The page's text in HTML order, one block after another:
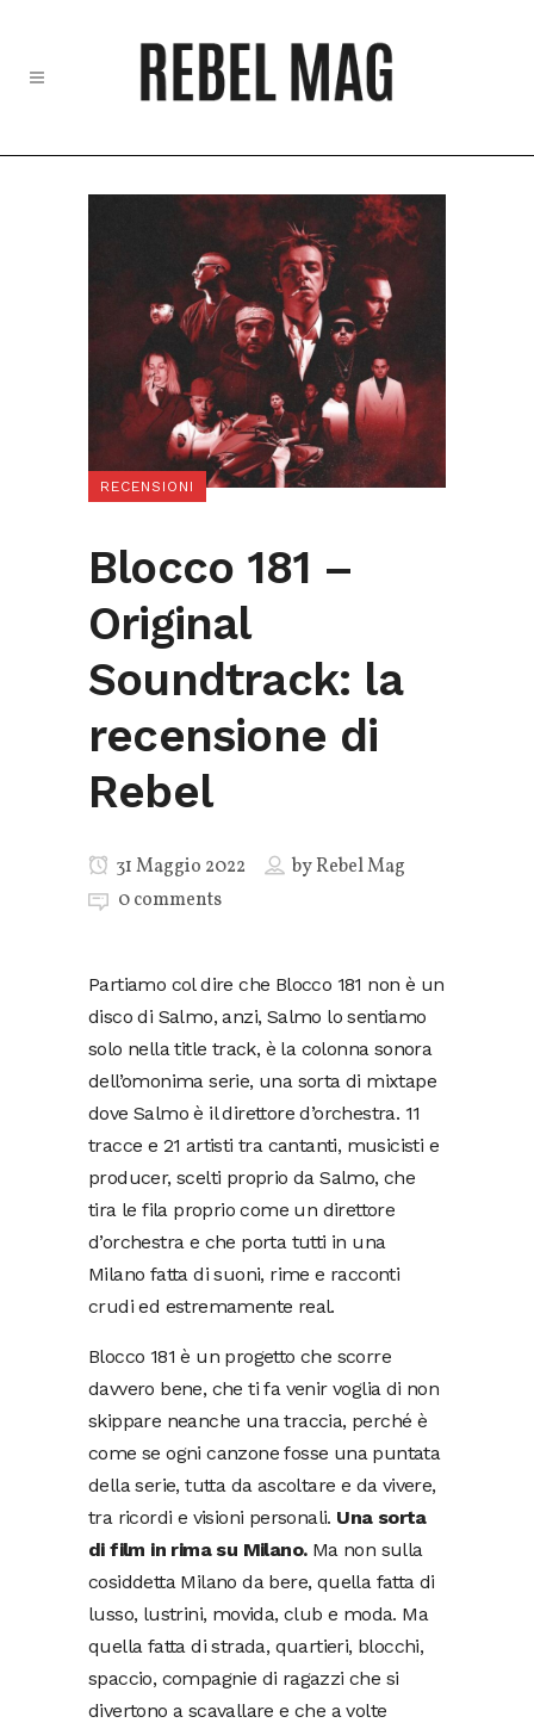
RECENSIONI
Blocco 181 –
Original
Soundtrack: la
recensione di
Rebel
31 Maggio 2022 byRebel Mag
0 comments
Partiamo col dire che Blocco 181 non è un
disco di Salmo, anzi, Salmo lo sentiamo
solo nella title track, è la colonna sonora
dell’omonima serie, una sorta di mixtape
dove Salmo è il direttore d’orchestra. 11
tracce e 21 artisti tra cantanti, musicisti e
producer, scelti proprio da Salmo, che
tira le fila proprio come un direttore
d’orchestra e che porta tutti in una
Milano fatta di suoni, rime e racconti
crudi ed estremamente real.
Blocco 181 è un progetto che scorre
davvero bene, che ti fa venir voglia di non
skippare neanche una traccia, perché è
come se ogni canzone fosse una puntata
della serie, tutta da ascoltare e da vivere,
tra ricordi e visioni personali. Una sorta
di film in rima su Milano. Ma non sulla
cosiddetta Milano da bere, quella fatta di
lusso, lustrini, movida, club e moda. Ma
quella fatta di strada, quartieri, blocchi,
spaccio, compagnie di ragazzi che si
divertono a scavallare e che a volte